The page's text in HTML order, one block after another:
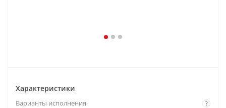
Характеристики
?
Варианты исполнения